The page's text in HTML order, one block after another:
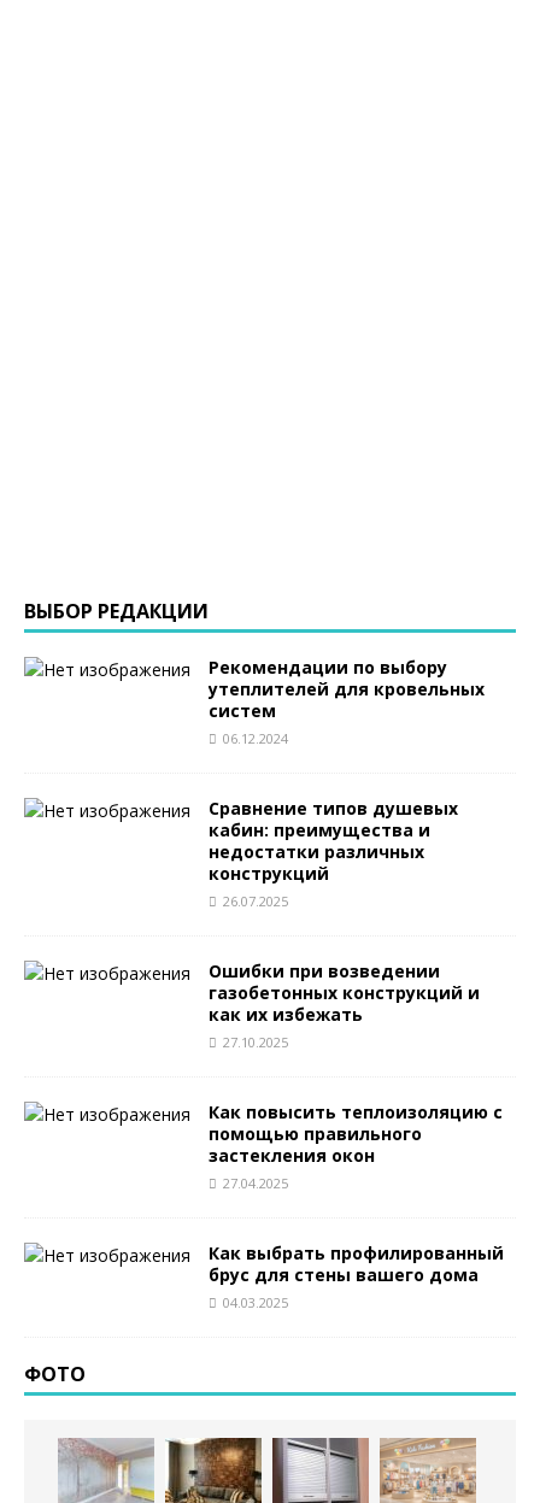
ВЫБОР РЕДАКЦИИ
Рекомендации по выбору
утеплителей для кровельных
систем
06.12.2024
Сравнение типов душевых
кабин: преимущества и
недостатки различных
конструкций
26.07.2025
Ошибки при возведении
газобетонных конструкций и
как их избежать
27.10.2025
Как повысить теплоизоляцию с
помощью правильного
застекления окон
27.04.2025
Как выбрать профилированный
брус для стены вашего дома
04.03.2025
ФОТО